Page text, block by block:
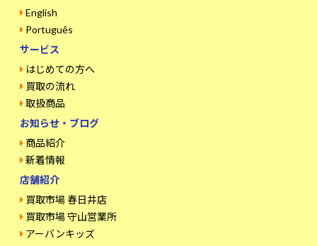
English
Português
サービス
はじめての方へ
買取の流れ
取扱商品
お知らせ・ブログ
商品紹介
新着情報
店舗紹介
買取市場 春日井店
買取市場 守山営業所
アーバンキッズ